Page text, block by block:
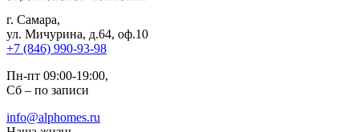
г. Самара,
ул. Мичурина, д.64, оф.10
+7 (846) 990-93-98
Пн-пт 09:00-19:00,
Сб – по записи
info@alphomes.ru